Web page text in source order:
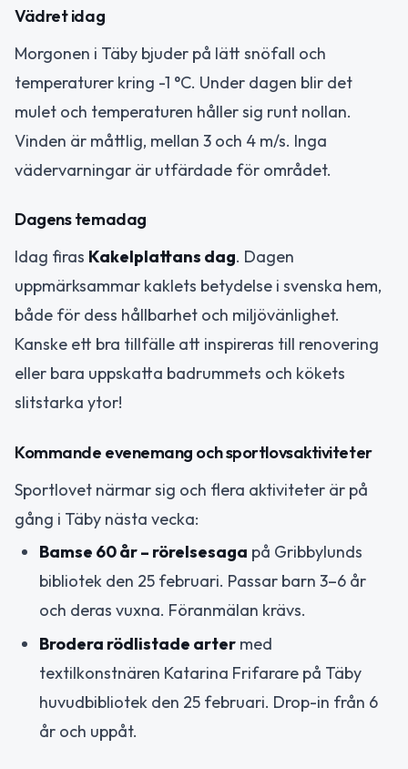
Vädret idag
Morgonen i Täby bjuder på lätt snöfall och
temperaturer kring -1 °C. Under dagen blir det
mulet och temperaturen håller sig runt nollan.
Vinden är måttlig, mellan 3 och 4 m/s. Inga
vädervarningar är utfärdade för området.
Dagens temadag
Idag firas Kakelplattans dag. Dagen
uppmärksammar kaklets betydelse i svenska hem,
både för dess hållbarhet och miljövänlighet.
Kanske ett bra tillfälle att inspireras till renovering
eller bara uppskatta badrummets och kökets
slitstarka ytor!
Kommande evenemang och sportlovsaktiviteter
Sportlovet närmar sig och flera aktiviteter är på
gång i Täby nästa vecka:
Bamse 60 år – rörelsesaga på Gribbylunds
bibliotek den 25 februari. Passar barn 3–6 år
och deras vuxna. Föranmälan krävs.
Brodera rödlistade arter med
textilkonstnären Katarina Frifarare på Täby
huvudbibliotek den 25 februari. Drop-in från 6
år och uppåt.